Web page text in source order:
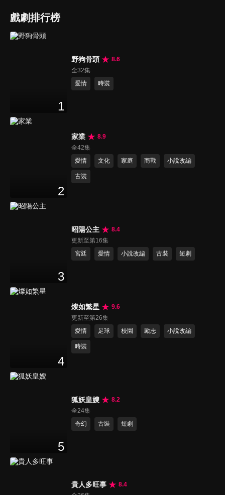
戲劇排行榜
1
野狗骨頭
8.6
全32集
愛情
時裝
2
家業
8.9
全42集
愛情
文化 家庭 商戰 小說改編
古裝
3
昭陽公主
8.4
更新至第16集
宮廷
愛情 小說改編 古裝 短劇
4
燦如繁星
9.6
更新至第26集
愛情
足球 校園 勵志 小說改編
時裝
5
狐妖皇嫂
8.2
全24集
奇幻
古裝 短劇
貴人多旺事
8.4